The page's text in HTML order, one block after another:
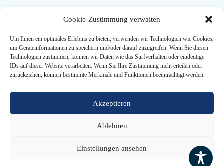
Cookie-Zustimmung verwalten
Um Ihnen ein optimales Erlebnis zu bieten, verwenden wir Technologien wie Cookies,
um Geräteinformationen zu speichern und/oder darauf zuzugreifen. Wenn Sie diesen
Technologien zustimmen, können wir Daten wie das Surfverhalten oder eindeutige
IDs auf dieser Website verarbeiten. Wenn Sie Ihre Zustimmung nicht erteilen oder
zurückziehen, können bestimmte Merkmale und Funktionen beeinträchtigt werden.
Akzeptieren
Ablehnen
Einstellungen ansehen
Aktuelles
BistrAgo
Termine
FAQ
Downloads
Weiterführendes
Förderverein
Copyright © 2026 Altes Gymnasium Oldenburg